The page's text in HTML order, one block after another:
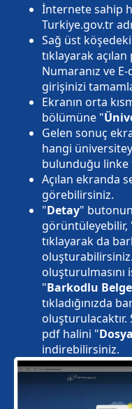
İnternete sahip
Turkiye.gov.tr
Sağ üst
tıklayarak
Numaranız ve
girişinizi
Ekranın orta
bölümüne "
Gelen sonuç
hangi
bulunduğu linke
Açılan ekranda
görebilirsiniz.
"Detay"
görüntüleyebilir,
tıklayarak da
oluşturulmasını
"Barkodlu
tıkladığınızda
oluşturulacaktır.
pdf halini "
indirebilirsiniz.